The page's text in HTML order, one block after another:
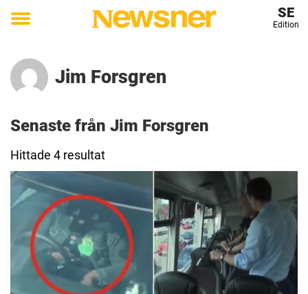
Toggle
SE
Edition
Jim Forsgren
Senaste från Jim Forsgren
Hittade 4 resultat